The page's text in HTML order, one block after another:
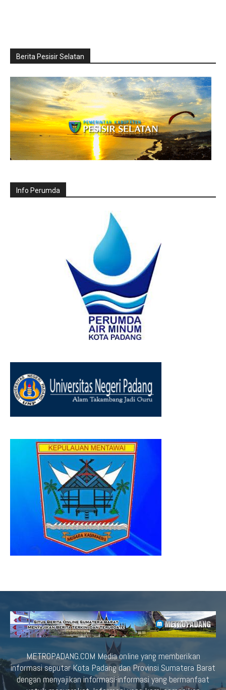
Berita Pesisir Selatan
Info Perumda
METROPADANG.COM Media online yang memberikan
informasi seputar Kota Padang dan Provinsi Sumatera Barat
dengan menyajikan informasi-informasi yang bermanfaat